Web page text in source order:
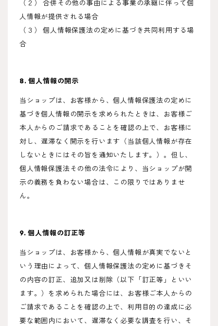
（２） 合併その他の事由による事業の承継に伴って個
人情報が提供される場合
（３） 個人情報保護法の定めに基づき共同利用する場
合
8. 個人情報の開示
当ショップは、お客様から、個人情報保護法の定めに
基づき個人情報の開示を求められたときは、お客様ご
本人からのご請求であることを確認の上で、お客様に
対し、遅滞なく開示を行います（当該個人情報が存在
しないときにはその旨を通知いたします。）。但し、
個人情報保護法その他の法令により、当ショップが開
示の義務を負わない場合は、この限りではありませ
ん。
9. 個人情報の訂正等
当ショップは、お客様から、個人情報が真実でないと
いう理由によって、個人情報保護法の定めに基づきそ
の内容の訂正、追加又は削除（以下「訂正等」といい
ます。）を求められた場合には、お客様ご本人からの
ご請求であることを確認の上で、利用目的の達成に必
要な範囲内において、遅滞なく必要な調査を行い、そ